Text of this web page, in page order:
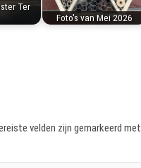
Ter
Foto's van Mei 2026
velden zijn gemarkeerd met